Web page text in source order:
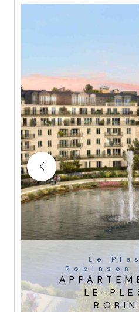
Le Plessis-
Robinson
LE-